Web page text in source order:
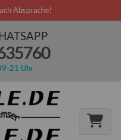
Absprache!
21 Uhr